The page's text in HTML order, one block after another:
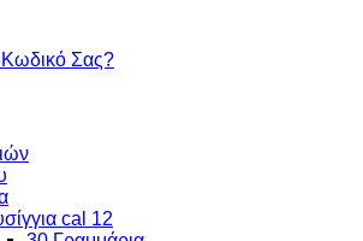
Κωδικό Σας?
cal 12